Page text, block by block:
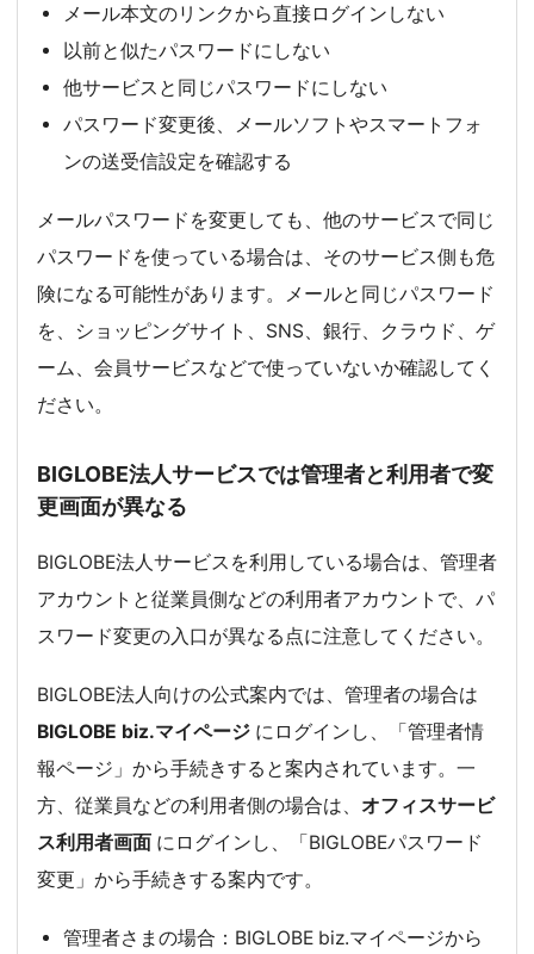
メール本文のリンクから直接ログインしない
以前と似たパスワードにしない
他サービスと同じパスワードにしない
パスワード変更後、メールソフトやスマートフォ
ンの送受信設定を確認する
メールパスワードを変更しても、他のサービスで同じ
パスワードを使っている場合は、そのサービス側も危
険になる可能性があります。メールと同じパスワード
を、ショッピングサイト、SNS、銀行、クラウド、ゲ
ーム、会員サービスなどで使っていないか確認してく
ださい。
BIGLOBE法人サービスでは管理者と利用者で変
更画面が異なる
BIGLOBE法人サービスを利用している場合は、管理者
アカウントと従業員側などの利用者アカウントで、パ
スワード変更の入口が異なる点に注意してください。
BIGLOBE法人向けの公式案内では、管理者の場合は
BIGLOBE biz.マイページ にログインし、「管理者情
報ページ」から手続きすると案内されています。一
方、従業員などの利用者側の場合は、 オフィスサービ
ス利用者画面 にログインし、「BIGLOBEパスワード
変更」から手続きする案内です。
管理者さまの場合：BIGLOBE biz.マイページから